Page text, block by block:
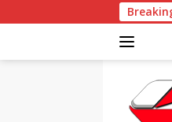
ke
BUMI DI SIGI Dampingi